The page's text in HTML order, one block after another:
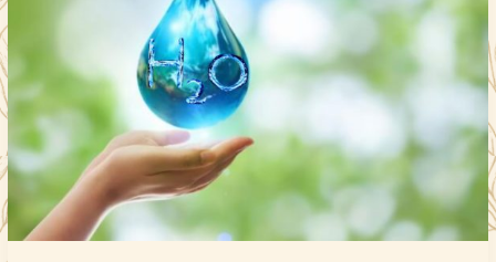
l’eau
comme
alliée
du
bien-
naturel